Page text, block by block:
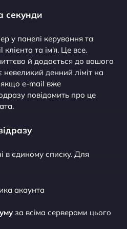
секунди
у панелі керування та
та ім'я. Це все.
й додається до вашого
невеликий денний ліміт на
якщо e-mail вже
повідомить про це
в єдиному списку. Для
акаунта
за всіма серверами цього